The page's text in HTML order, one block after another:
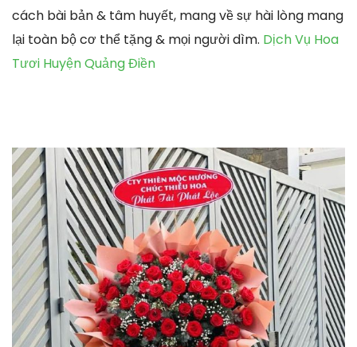
cách bài bản & tâm huyết, mang về sự hài lòng mang
lại toàn bộ cơ thể tặng & mọi người dìm. Dịch Vụ Hoa
Tươi Huyện Quảng Điền